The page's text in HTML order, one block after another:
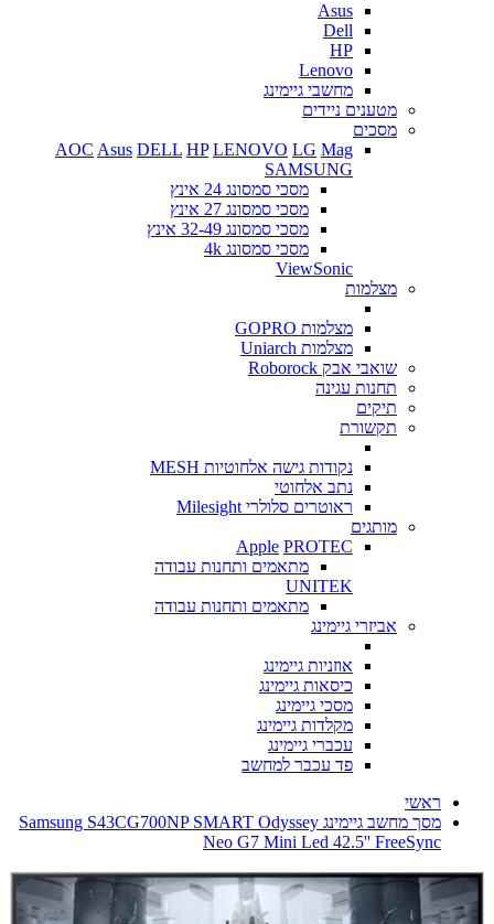
Asus
Dell
HP
Lenovo
מחשבי גיימינג
מטענים ניידים
מסכים
AOC Asus DELL HP LENOVO LG Mag
SAMSUNG
מסכי סמסונג 24 אינץ
מסכי סמסונג 27 אינץ
מסכי סמסונג 32-49 אינץ
מסכי סמסונג 4k
ViewSonic
מצלמות
מצלמות GOPRO
מצלמות Uniarch
שואבי אבק Roborock
תחנות עגינה
תיקים
תקשורת
נקודות גישה אלחוטיות MESH
נתב אלחוטי
ראוטרים סלולרי Milesight
מותגים
Apple PROTEC
מתאמים ותחנות עבודה
UNITEK
מתאמים ותחנות עבודה
אביזרי גיימינג
אוזניות גיימינג
כיסאות גיימינג
מסכי גיימינג
מקלדות גיימינג
עכברי גיימינג
פד עכבר למחשב
ראשי
מסך מחשב גיימינג Samsung S43CG700NP SMART Odyssey
Neo G7 Mini Led 42.5'' FreeSync